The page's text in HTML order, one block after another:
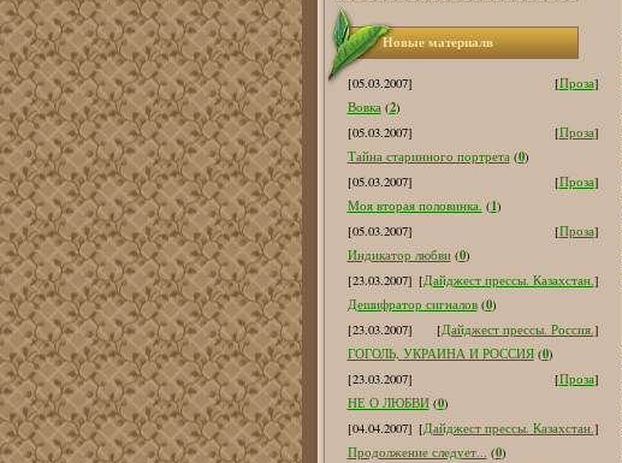
Новые материалв
[05.03.2007] [Проза]
Вовка (2)
[05.03.2007]
[Проза]
Тайна старинного портрета (0)
[05.03.2007]
[Проза]
Моя вторая половинка. (1)
[05.03.2007]
[Проза]
Индикатор любви (0)
[23.03.2007] [Дайджест прессы. Казахстан.]
Дешифратор сигналов (0)
[23.03.2007]
[Дайджест прессы. Россия.]
ГОГОЛЬ, УКРАИНА И РОССИЯ (0)
[23.03.2007]
[Проза]
НЕ О ЛЮБВИ (0)
[04.04.2007] [Дайджест прессы. Казахстан.]
Продолжение следует... (0)